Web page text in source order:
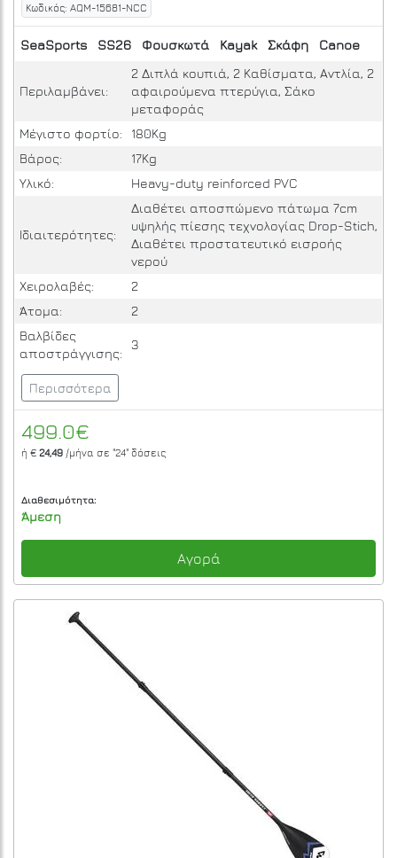
Κωδικός: AQM-15681-NCC
SeaSports SS26 Φουσκωτά Kayak Σκάφη Canoe
Περιλαμβάνει:
2 Διπλά κουπιά, 2 Καθίσματα, Αντλία, 2
αφαιρούμενα πτερύγια, Σάκο
μεταφοράς
Μέγιστο φορτίο:
180Kg
Βάρος:
17Kg
Υλικό:
Heavy-duty reinforced PVC
Ιδιαιτερότητες:
Διαθέτει αποσπώμενο πάτωμα 7cm
υψηλής πίεσης τεχνολογίας Drop-Stich,
Διαθέτει προστατευτικό εισροής
νερού
Χειρολαβές:
2
Άτομα:
2
Βαλβίδες
αποστράγγισης:
3
Περισσότερα
499.0€
ή € 24,49 /μήνα σε "24" δόσεις
Διαθεσιμότητα:
Άμεση
Αγορά